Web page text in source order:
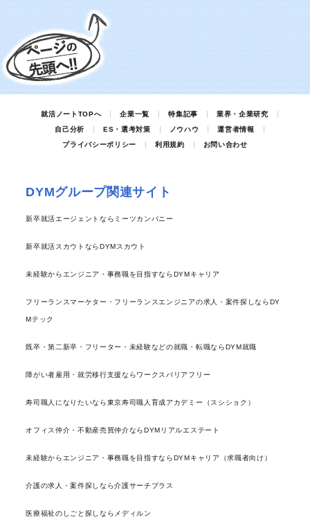
就活ノートTOPへ 企業一覧 特集記事
業界・企業研究
自己分析
ES・選考対策 ノウハウ
運営者情報
プライバシーポリシー
利用規約 お問い合わせ
DYMグループ関連サイト
新卒就活エージェントならミーツカンパニー
新卒就活スカウトならDYMスカウト
未経験からエンジニア・事務職を目指すならDYMキャリア
フリーランスマーケター・フリーランスエンジニアの求人・案件探しならDY
Mテック
既卒・第二新卒・フリーター・未経験などの就職・転職ならDYM就職
障がい者雇用・就労移行支援ならワークスバリアフリー
寿司職人になりたいなら東京寿司職人育成アカデミー（スシショク）
オフィス仲介・不動産売買仲介ならDYMリアルエステート
未経験からエンジニア・事務職を目指すならDYMキャリア（求職者向け）
介護の求人・案件探しなら介護サーチプラス
医療福祉のしごと探しならメディルン